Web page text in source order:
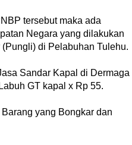
tersebut maka ada
Negara yang dilakukan
di Pelabuhan Tulehu.
Sandar Kapal di Dermaga
GT kapal x Rp 55.
yang Bongkar dan